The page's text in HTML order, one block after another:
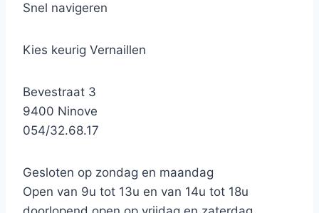
Snel navigeren
Kies keurig Vernaillen
Bevestraat 3
9400 Ninove
054/32.68.17
Gesloten op zondag en maandag
Open van 9u tot 13u en van 14u tot 18u